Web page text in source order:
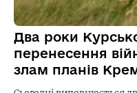
Два роки
перенесення
злам планів